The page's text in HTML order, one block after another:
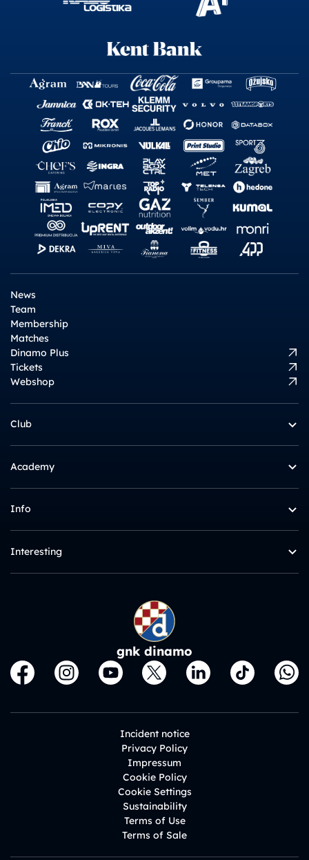
News
Team
Membership
Matches
Dinamo Plus
Tickets
Webshop
Club
Academy
Info
Interesting
gnk dinamo
Incident notice
Privacy Policy
Impressum
Cookie Policy
Cookie Settings
Sustainability
Terms of Use
Terms of Sale